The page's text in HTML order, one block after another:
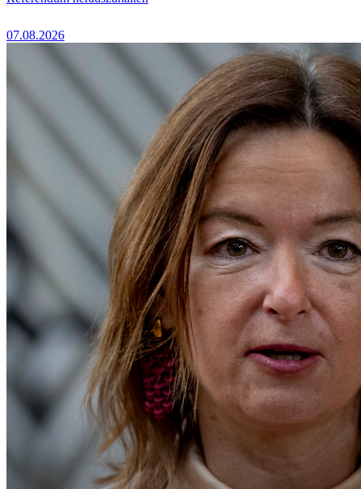
07.08.2026